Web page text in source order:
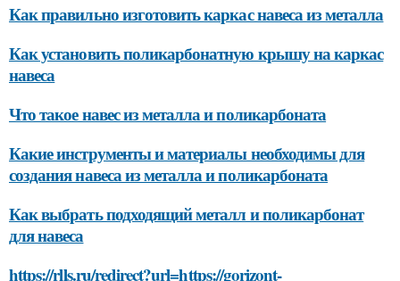
Как правильно изготовить каркас навеса из металла
Как установить поликарбонатную крышу на каркас
навеса
Что такое навес из металла и поликарбоната
Какие инструменты и материалы необходимы для
создания навеса из металла и поликарбоната
Как выбрать подходящий металл и поликарбонат
для навеса
https://rlls.ru/redirect?url=https://gorizont-